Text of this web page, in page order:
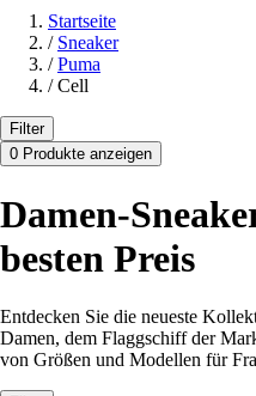
Startseite
/ Sneaker
/ Puma
/ Cell
Filter
0 Produkte anzeigen
Damen-
besten Preis
Entdecken Sie die neueste
Damen, dem Flaggschiff der
von Größen und Modellen für